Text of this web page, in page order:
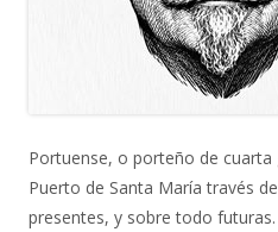
Portuense, o porteño de cuarta
Puerto de Santa María través
presentes, y sobre todo